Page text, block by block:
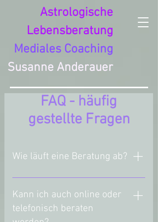
Astrologische
Lebensberatung
Mediales Coaching
Susanne Anderauer
FAQ - häufig
gestellte Fragen
Wie läuft eine Beratung ab?
Jede Beratung beginnt mit
einem persönlichen Gespräch,
in dem du dein Anliegen
schilderst. Ich höre
Kann ich auch online oder
telefonisch beraten